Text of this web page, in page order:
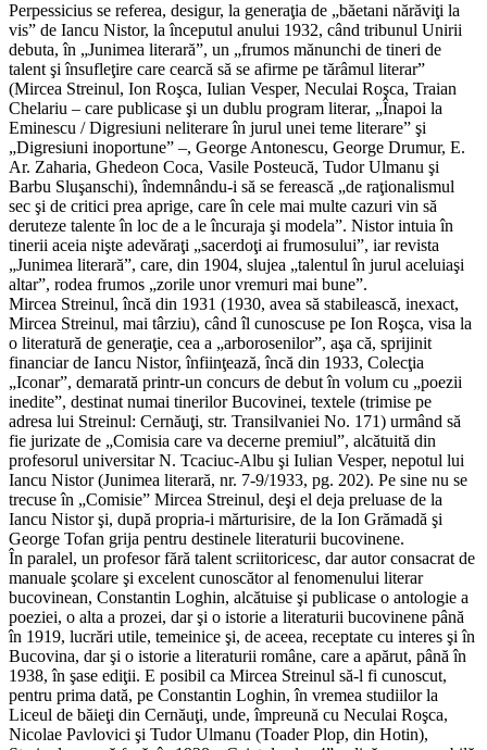
Perpessicius se referea, desigur, la generaţia de „băetani nărăviţi la
vis” de Iancu Nistor, la începutul anului 1932, când tribunul Unirii
debuta, în „Junimea literară”, un „frumos mănunchi de tineri de
talent şi însufleţire care cearcă să se afirme pe tărâmul literar”
(Mircea Streinul, Ion Roşca, Iulian Vesper, Neculai Roşca, Traian
Chelariu – care publicase şi un dublu program literar, „Înapoi la
Eminescu / Digresiuni neliterare în jurul unei teme literare” şi
„Digresiuni inoportune” –, George Antonescu, George Drumur, E.
Ar. Zaharia, Ghedeon Coca, Vasile Posteucă, Tudor Ulmanu şi
Barbu Sluşanschi), îndemnându-i să se ferească „de raţionalismul
sec şi de critici prea aprige, care în cele mai multe cazuri vin să
deruteze talente în loc de a le încuraja şi modela”. Nistor intuia în
tinerii aceia nişte adevăraţi „sacerdoţi ai frumosului”, iar revista
„Junimea literară”, care, din 1904, slujea „talentul în jurul aceluiaşi
altar”, rodea frumos „zorile unor vremuri mai bune”.
Mircea Streinul, încă din 1931 (1930, avea să stabilească, inexact,
Mircea Streinul, mai târziu), când îl cunoscuse pe Ion Roşca, visa la
o literatură de generaţie, cea a „arborosenilor”, aşa că, sprijinit
financiar de Iancu Nistor, înfiinţează, încă din 1933, Colecţia
„Iconar”, demarată printr-un concurs de debut în volum cu „poezii
inedite”, destinat numai tinerilor Bucovinei, textele (trimise pe
adresa lui Streinul: Cernăuţi, str. Transilvaniei No. 171) urmând să
fie jurizate de „Comisia care va decerne premiul”, alcătuită din
profesorul universitar N. Tcaciuc-Albu şi Iulian Vesper, nepotul lui
Iancu Nistor (Junimea literară, nr. 7-9/1933, pg. 202). Pe sine nu se
trecuse în „Comisie” Mircea Streinul, deşi el deja preluase de la
Iancu Nistor şi, după propria-i mărturisire, de la Ion Grămadă şi
George Tofan grija pentru destinele literaturii bucovinene.
În paralel, un profesor fără talent scriitoricesc, dar autor consacrat de
manuale şcolare şi excelent cunoscător al fenomenului literar
bucovinean, Constantin Loghin, alcătuise şi publicase o antologie a
poeziei, o alta a prozei, dar şi o istorie a literaturii bucovinene până
în 1919, lucrări utile, temeinice şi, de aceea, receptate cu interes şi în
Bucovina, dar şi o istorie a literaturii române, care a apărut, până în
1938, în şase ediţii. E posibil ca Mircea Streinul să-l fi cunoscut,
pentru prima dată, pe Constantin Loghin, în vremea studiilor la
Liceul de băieţi din Cernăuţi, unde, împreună cu Neculai Roşca,
Nicolae Pavlovici şi Tudor Ulmanu (Toader Plop, din Hotin),